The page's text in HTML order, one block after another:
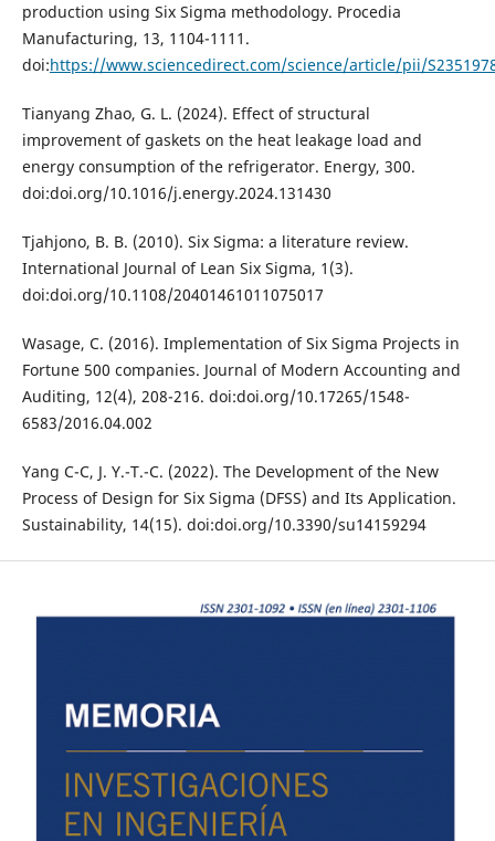
production using Six Sigma methodology. Procedia
Manufacturing, 13, 1104-1111.
doi:https://www.sciencedirect.com/science/article/pii/
Tianyang Zhao, G. L. (2024). Effect of structural
improvement of gaskets on the heat leakage load and
energy consumption of the refrigerator. Energy, 300.
doi:doi.org/10.1016/j.energy.2024.131430
Tjahjono, B. B. (2010). Six Sigma: a literature review.
International Journal of Lean Six Sigma, 1(3).
doi:doi.org/10.1108/20401461011075017
Wasage, C. (2016). Implementation of Six Sigma Projects in
Fortune 500 companies. Journal of Modern Accounting and
Auditing, 12(4), 208-216. doi:doi.org/10.17265/1548-
6583/2016.04.002
Yang C-C, J. Y.-T.-C. (2022). The Development of the New
Process of Design for Six Sigma (DFSS) and Its Application.
Sustainability, 14(15). doi:doi.org/10.3390/su14159294